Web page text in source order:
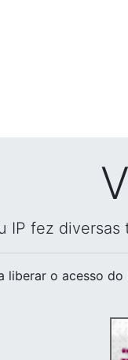
IP fez
liberar o acesso do